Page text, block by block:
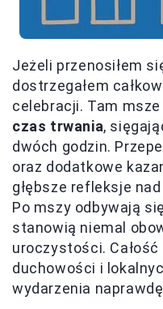
Jeżeli przenosiłem
dostrzegałem
celebracji. Tam
czas trwania,
dwóch godzin.
oraz dodatkowe
głębsze refleksje
Po mszy odbywają
stanowią niemal
uroczystości.
duchowości i
wydarzenia